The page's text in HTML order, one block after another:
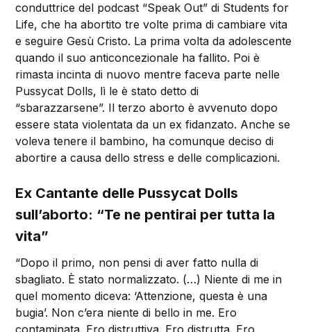
conduttrice del podcast “Speak Out” di Students for
Life, che ha abortito tre volte prima di cambiare vita
e seguire Gesù Cristo. La prima volta da adolescente
quando il suo anticoncezionale ha fallito. Poi è
rimasta incinta di nuovo mentre faceva parte nelle
Pussycat Dolls, lì le è stato detto di
“sbarazzarsene”. Il terzo aborto è avvenuto dopo
essere stata violentata da un ex fidanzato. Anche se
voleva tenere il bambino, ha comunque deciso di
abortire a causa dello stress e delle complicazioni.
Ex Cantante delle Pussycat Dolls
sull’aborto: “Te ne pentirai per tutta la
vita”
“Dopo il primo, non pensi di aver fatto nulla di
sbagliato. È stato normalizzato. (…) Niente di me in
quel momento diceva: ‘Attenzione, questa è una
bugia’. Non c’era niente di bello in me. Ero